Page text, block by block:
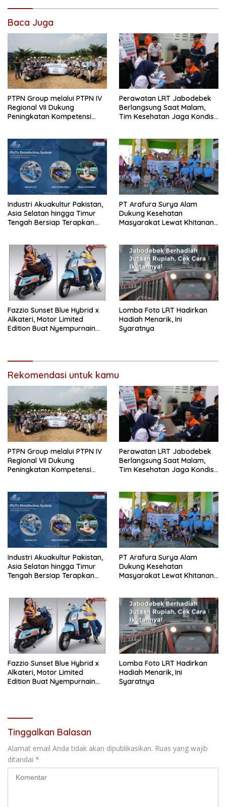
Baca Juga
PTPN Group melalui PTPN IV
Regional VII Dukung
Peningkatan Kompetensi
Way Kanan
Perawatan LRT Jabodebek
Berlangsung Saat Malam,
Tim Kesehatan Jaga Kondisi
Industri Akuakultur Pakistan,
Asia Selatan hingga Timur
Tengah Bersiap Terapkan
PT Arafura Surya Alam
Dukung Kesehatan
Masyarakat Lewat Khitanan
Fazzio Sunset Blue Hybrid x
Alkateri, Motor Limited
Edition Buat Nyempurnain
Lomba Foto LRT Hadirkan
Hadiah Menarik, Ini
Syaratnya
Rekomendasi untuk kamu
PTPN Group melalui PTPN IV
Regional VII Dukung
Peningkatan Kompetensi
Way Kanan
Perawatan LRT Jabodebek
Berlangsung Saat Malam,
Tim Kesehatan Jaga Kondisi
Industri Akuakultur Pakistan,
Asia Selatan hingga Timur
Tengah Bersiap Terapkan
PT Arafura Surya Alam
Dukung Kesehatan
Masyarakat Lewat Khitanan
Fazzio Sunset Blue Hybrid x
Alkateri, Motor Limited
Edition Buat Nyempurnain
Lomba Foto LRT Hadirkan
Hadiah Menarik, Ini
Syaratnya
Tinggalkan Balasan
Alamat email Anda tidak akan dipublikasikan. Ruas yang wajib
ditandai *